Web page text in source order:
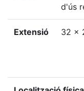
d'ús
Extensió 32 x